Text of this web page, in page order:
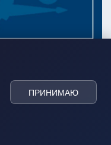
ПРИНИМАЮ